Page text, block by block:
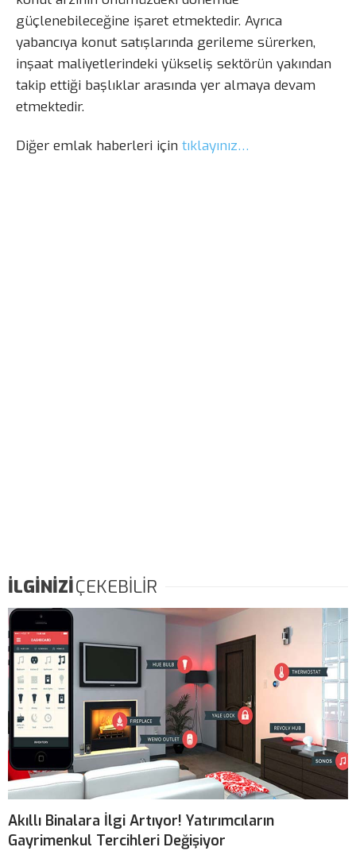
güçlenebileceğine işaret etmektedir. Ayrıca
yabancıya konut satışlarında gerileme sürerken,
inşaat maliyetlerindeki yükseliş sektörün yakından
takip ettiği başlıklar arasında yer almaya devam
etmektedir.
Diğer emlak haberleri için tıklayınız…
İLGİNİZİÇEKEBİLİR
Akıllı Binalara İlgi Artıyor! Yatırımcıların
Gayrimenkul Tercihleri Değişiyor